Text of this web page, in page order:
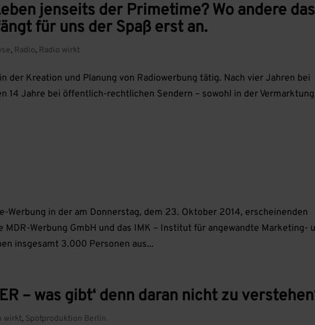
jenseits der Primetime? Wo andere das
für uns der Spaß erst an.
, Radio, Radio wirkt
der Kreation und Planung von Radiowerbung tätig. Nach vier Jahren bei
14 Jahre bei öffentlich-rechtlichen Sendern – sowohl in der
Werbung in der am Donnerstag, dem 23. Oktober 2014, erscheinenden
MDR-Werbung GmbH und das IMK – Institut für angewandte Marketing-
insgesamt 3.000 Personen aus...
– was gibt‘ denn daran nicht zu
wirkt, Spotproduktion Berlin